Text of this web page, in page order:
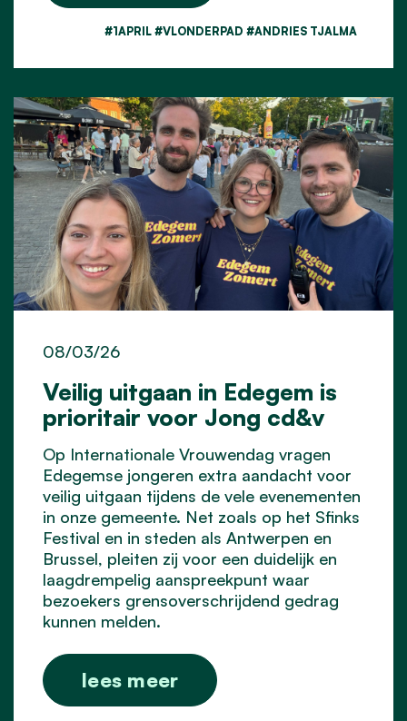
#1APRIL #VLONDERPAD #ANDRIES TJALMA
Veilig uitgaan in Edegem is
prioritair voor Jong cd&v
08/03/26
Op Internationale Vrouwendag vragen
Edegemse jongeren extra aandacht voor
veilig uitgaan tijdens de vele evenementen
in onze gemeente. Net zoals op het Sfinks
Festival en in steden als Antwerpen en
Brussel, pleiten zij voor een duidelijk en
laagdrempelig aanspreekpunt waar
bezoekers grensoverschrijdend gedrag
kunnen melden.
lees meer